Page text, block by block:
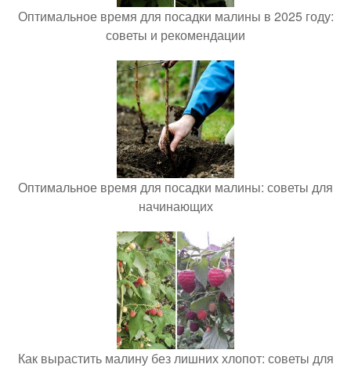
Оптимальное время для посадки малины в 2025 году:
советы и рекомендации
Оптимальное время для посадки малины: советы для
начинающих
Как вырастить малину без лишних хлопот: советы для